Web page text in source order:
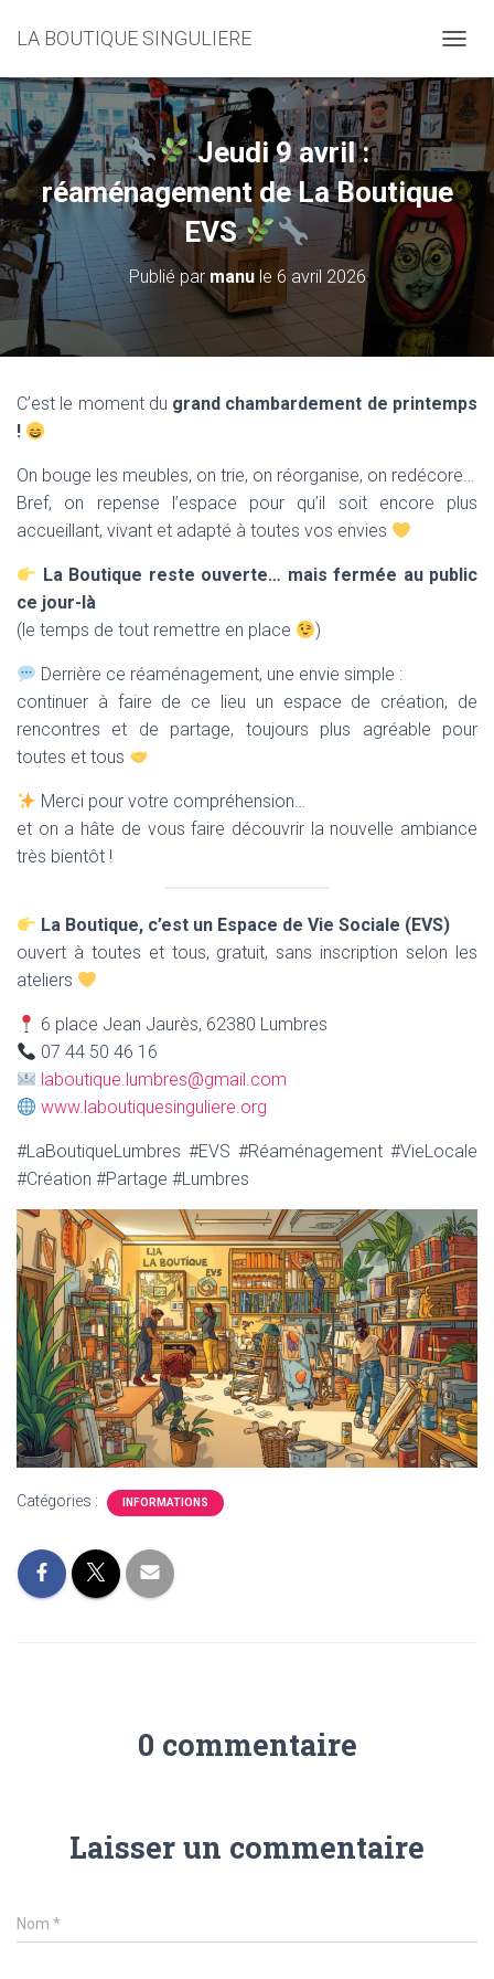
LA BOUTIQUE SINGULIERE
É
L
I
R
L
N
A
V
I
O
Jeudi 9 avril :
réaménagement de La Boutique
EVS
Publié par manule 6 avril 2026
C’est le moment du grand chambardement de printemps
!
On bouge les meubles, on trie, on réorganise, on redécore…
Bref, on repense l’espace pour qu’il soit encore plus
accueillant, vivant et adapté à toutes vos envies
La Boutique reste ouverte… mais fermée au public
ce jour-là
(le temps de tout remettre en place
)
Derrière ce réaménagement, une envie simple :
continuer à faire de ce lieu un espace de création, de
rencontres et de partage, toujours plus agréable pour
toutes et tous
Merci pour votre compréhension…
et on a hâte de vous faire découvrir la nouvelle ambiance
très bientôt !
La Boutique, c’est un Espace de Vie Sociale (EVS)
ouvert à toutes et tous, gratuit, sans inscription selon les
ateliers
6 place Jean Jaurès, 62380 Lumbres
07 44 50 46 16
laboutique.lumbres@gmail.com
www.laboutiquesinguliere.org
#LaBoutiqueLumbres #EVS #Réaménagement #VieLocale
#Création #Partage #Lumbres
Catégories : INFORMATIONS
0 commentaire
Laisser un commentaire
Nom *